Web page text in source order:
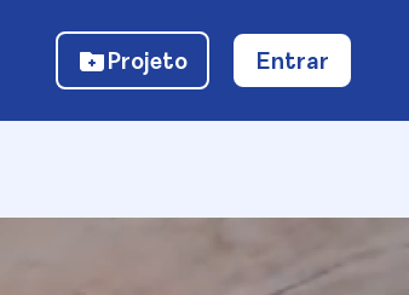
Projeto Entrar